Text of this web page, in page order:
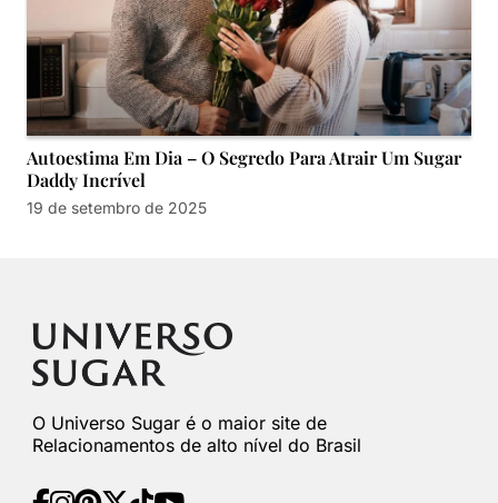
Autoestima Em Dia – O Segredo Para Atrair Um Sugar
Daddy Incrível
19 de setembro de 2025
O Universo Sugar é o maior site de
Relacionamentos de alto nível do Brasil